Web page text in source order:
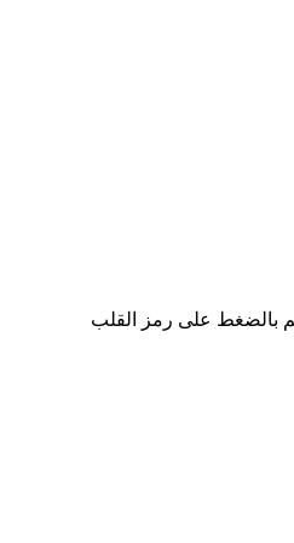
بالضغط على رمز القلب